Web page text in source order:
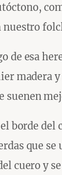
de esa
madera
suenen
borde del
que
cuero y